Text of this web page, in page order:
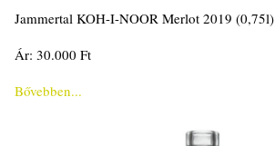
Jammertal KOH-I-NOOR Merlot 2019 (0,75l)
Ár: 30.000 Ft
Bővebben...